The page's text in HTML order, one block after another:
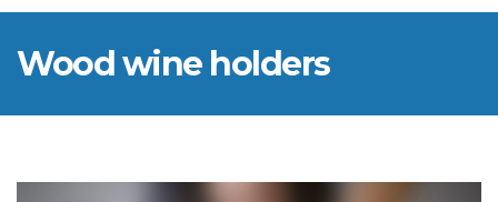
Wood wine holders